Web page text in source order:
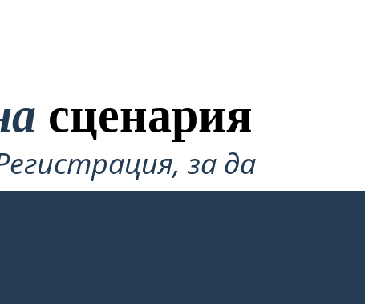
сценария
за да